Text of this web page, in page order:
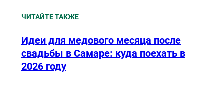
ЧИТАЙТЕ ТАКЖЕ
Идеи для медового месяца после
свадьбы в Самаре: куда поехать в
2026 году